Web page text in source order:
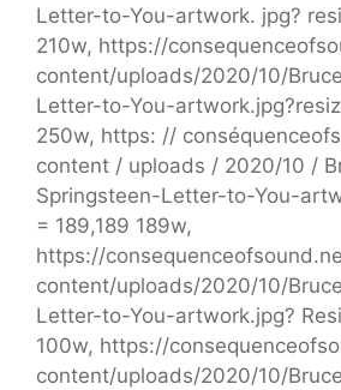
Letter-to-You-artwork. jpg?
210w, https://
content/uploads/2020/10/
Letter-to-You-
250w, https: //
content / uploads / 2020/10 /
Springsteen-Letter-to-You-
= 189,189 189w,
https://
content/uploads/2020/10/
Letter-to-You-artwork.jpg?
100w, https://
content/uploads/2020/10/